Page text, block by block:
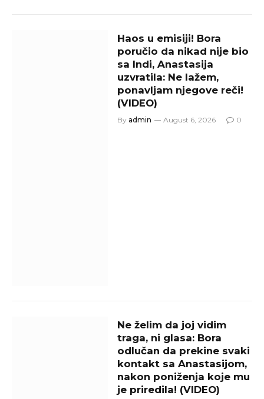
Haos u emisiji! Bora
poručio da nikad nije bio
sa Indi, Anastasija
uzvratila: Ne lažem,
ponavljam njegove reči!
(VIDEO)
By admin August 6, 2026 0
Ne želim da joj vidim
traga, ni glasa: Bora
odlučan da prekine svaki
kontakt sa Anastasijom,
nakon poniženja koje mu
je priredila! (VIDEO)